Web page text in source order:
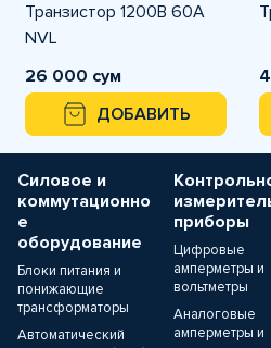
Транзистор 1200В 60А
NVL
26 000 сум
ДОБАВИТЬ
Силовое и
коммутационно
е
оборудование
Блоки питания и
понижающие
трансформаторы
Автоматический
приборы
Цифровые
амперметры и
вольтметры
Аналоговые
амперметры и